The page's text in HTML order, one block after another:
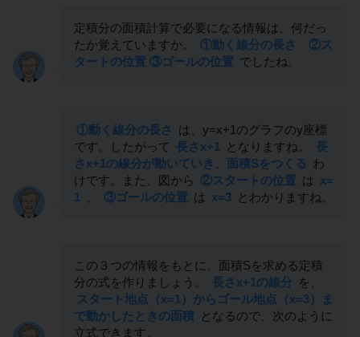
定積分の面積計算で必要になる情報は、何だっ
たか覚えていますか。
①動く線分の長さ ②ス
タートの位置 ③ゴールの位置 でしたね。
①動く線分の長さ
は、y=x+1のグラフのy座標
です。したがって 長さx+1 となりますね。
長
さx+1の線分が動いていき、面積Sをつくる わ
けです。また、図から
②スタートの位置 は x=
1
③ゴールの位置 は x=3 とわかりますね。
この３つの情報をもとに、面積Sを求める定積
分の式を作りましょう。
長さx+1の線分 を、
スタート地点（x=1）からゴール地点（x=3）ま
で動かしたときの面積 となるので、次のように
立式できます。